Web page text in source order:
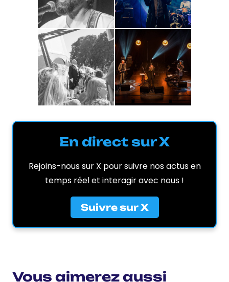
En direct sur X
Rejoins-nous sur X pour suivre nos actus en
temps réel et interagir avec nous !
Suivre sur X
Vous aimerez aussi